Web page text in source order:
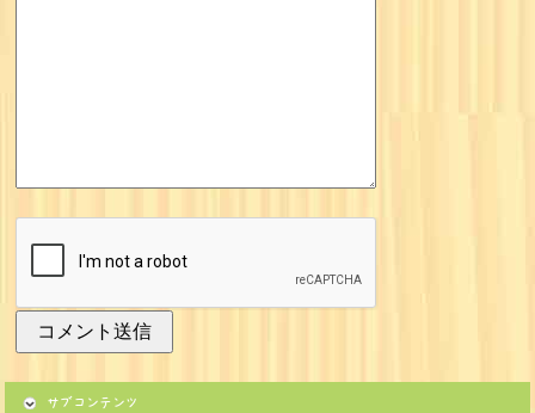
サブコンテンツ